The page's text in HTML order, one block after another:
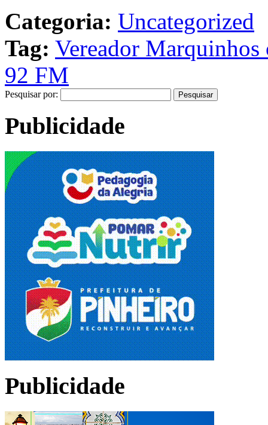
Categoria: Uncategorized
Tag: Vereador Marquinhos
92 FM
Pesquisar por:
Publicidade
Publicidade